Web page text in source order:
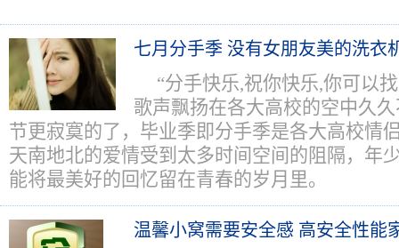
七月分手季 没有女朋友美的洗衣
“分手快乐,祝你快乐,你可以
歌声飘扬在各大高校的空中久
节更寂寞的了，毕业季即分手季是各大高校情
天南地北的爱情受到太多时间空间的阻隔，年
能将最美好的回忆留在青春的岁月里。
温馨小窝需要安全感 高安全性能